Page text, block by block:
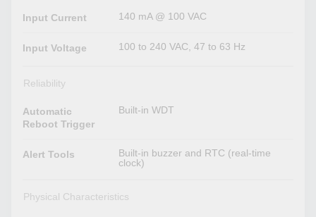
Input Current 140 mA @ 100 VAC
Input Voltage 100 to 240 VAC, 47 to 63 Hz
Reliability
Automatic
Reboot Trigger
Built-in WDT
Alert Tools
Built-in buzzer and RTC (real-time
clock)
Physical Characteristics